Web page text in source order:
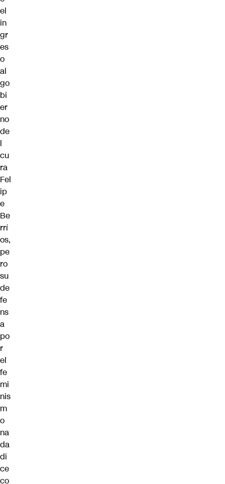
el
in
gr
es
o
al
go
bi
er
no
de
l
cu
ra
Fel
ip
e
Be
rrí
os,
pe
ro
su
de
fe
ns
a
po
r
el
fe
mi
nis
m
o
na
da
di
ce
co